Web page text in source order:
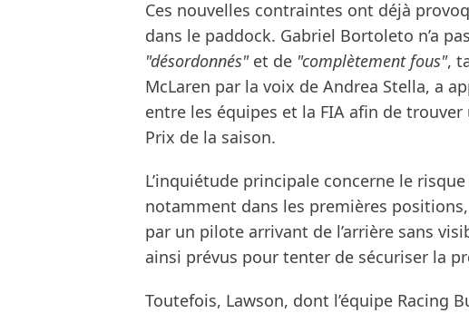
Ces nouvelles contraintes ont déjà
dans le paddock. Gabriel Bortoleto n’a
"désordonnés"et de "complètement fous",
McLaren par la voix de Andrea Stella, a
entre les équipes et la FIA afin de
Prix de la saison.
L’inquiétude principale concerne le
notamment dans les premières
par un pilote arrivant de l’arrière sans
ainsi prévus pour tenter de sécuriser la
Toutefois, Lawson, dont l’équipe Racing